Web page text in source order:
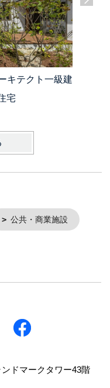
キテクト一級建
宅
公共・商業施設
ンドマークタワー43階